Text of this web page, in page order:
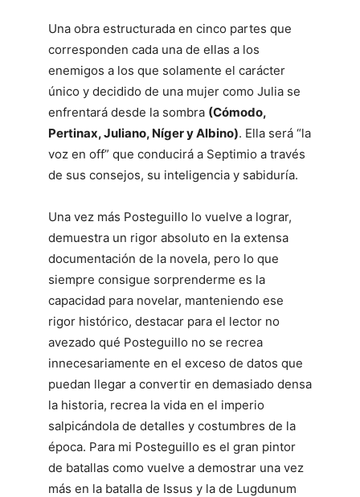
Una obra estructurada en cinco partes que
corresponden cada una de ellas a los
enemigos a los que solamente el carácter
único y decidido de una mujer como Julia se
enfrentará desde la sombra (Cómodo,
Pertinax, Juliano, Níger y Albino). Ella será “la
voz en off” que conducirá a Septimio a través
de sus consejos, su inteligencia y sabiduría.
Una vez más Posteguillo lo vuelve a lograr,
demuestra un rigor absoluto en la extensa
documentación de la novela, pero lo que
siempre consigue sorprenderme es la
capacidad para novelar, manteniendo ese
rigor histórico, destacar para el lector no
avezado qué Posteguillo no se recrea
innecesariamente en el exceso de datos que
puedan llegar a convertir en demasiado densa
la historia, recrea la vida en el imperio
salpicándola de detalles y costumbres de la
época. Para mi Posteguillo es el gran pintor
de batallas como vuelve a demostrar una vez
más en la batalla de Issus y la de Lugdunum